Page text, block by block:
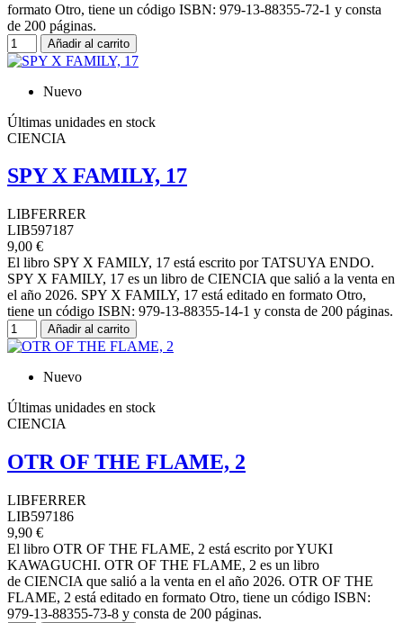
formato Otro, tiene un código ISBN: 979-13-88355-72-1 y consta
de 200 páginas.
Añadir al carrito
Nuevo
Últimas unidades en stock
CIENCIA
SPY X FAMILY, 17
LIBFERRER
LIB597187
9,00 €
El libro SPY X FAMILY, 17 está escrito por TATSUYA ENDO.
SPY X FAMILY, 17 es un libro de CIENCIA que salió a la venta en
el año 2026. SPY X FAMILY, 17 está editado en formato Otro,
tiene un código ISBN: 979-13-88355-14-1 y consta de 200 páginas.
Añadir al carrito
Nuevo
Últimas unidades en stock
CIENCIA
OTR OF THE FLAME, 2
LIBFERRER
LIB597186
9,90 €
El libro OTR OF THE FLAME, 2 está escrito por YUKI
KAWAGUCHI. OTR OF THE FLAME, 2 es un libro
de CIENCIA que salió a la venta en el año 2026. OTR OF THE
FLAME, 2 está editado en formato Otro, tiene un código ISBN:
979-13-88355-73-8 y consta de 200 páginas.